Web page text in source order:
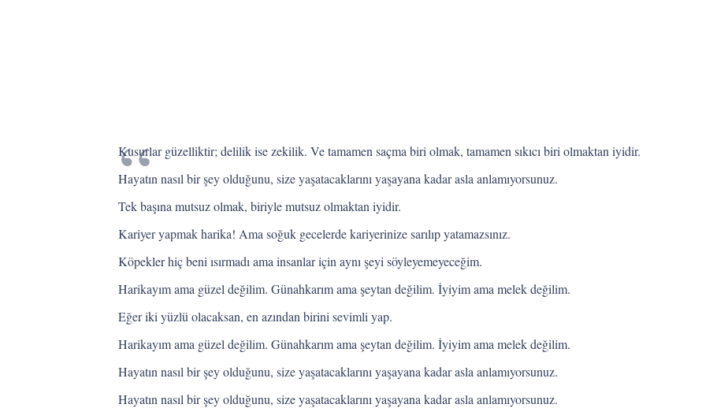
Kusurlar güzelliktir; delilik ise zekilik. Ve tamamen saçma biri olmak, tamamen sıkıcı biri olmaktan iyidir.
Hayatın nasıl bir şey olduğunu, size yaşatacaklarını yaşayana kadar asla anlamıyorsunuz.
Tek başına mutsuz olmak, biriyle mutsuz olmaktan iyidir.
Kariyer yapmak harika! Ama soğuk gecelerde kariyerinize sarılıp yatamazsınız.
Köpekler hiç beni ısırmadı ama insanlar için aynı şeyi söyleyemeyeceğim.
Harikayım ama güzel değilim. Günahkarım ama şeytan değilim. İyiyim ama melek değilim.
Eğer iki yüzlü olacaksan, en azından birini sevimli yap.
Harikayım ama güzel değilim. Günahkarım ama şeytan değilim. İyiyim ama melek değilim.
Hayatın nasıl bir şey olduğunu, size yaşatacaklarını yaşayana kadar asla anlamıyorsunuz.
Hayatın nasıl bir şey olduğunu, size yaşatacaklarını yaşayana kadar asla anlamıyorsunuz.